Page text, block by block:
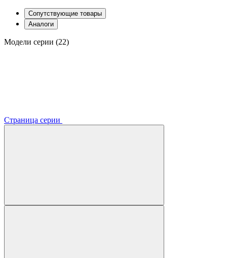
Сопутствующие товары
Аналоги
Модели серии (22)
Страница серии